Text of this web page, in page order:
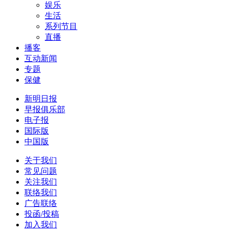
娱乐
生活
系列节目
直播
播客
互动新闻
专题
保健
新明日报
早报俱乐部
电子报
国际版
中国版
关于我们
常见问题
关注我们
联络我们
广告联络
投函/投稿
加入我们